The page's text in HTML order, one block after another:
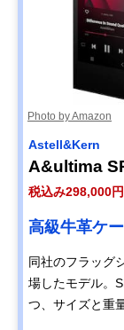
Photo by Amazon
Astell&Kern
A&ultima
税込み298,000円
高級牛革ケ
同社のフラッグ
場したモデル。​
つ、サイズと重